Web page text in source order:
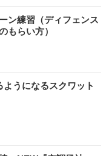
ン練習（ディフェンス
もらい方）
ようになるスクワット